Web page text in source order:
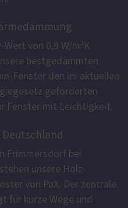
Wert von 0,9 W/m²K
bestgedämmten
Fenster den im aktuellen
geforderten
Fenster mit Leichtigkeit.
Frimmersdorf bei
unsere Holz-
von PaX. Der zentrale
für kurze Wege und